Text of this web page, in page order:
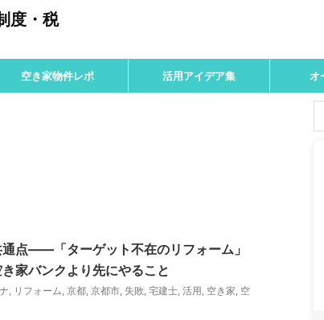
度・税
空き家物件レポ 活用アイデア集 オ
点——「ターゲット不在のリフォーム」
家バンクより先にやること
, リフォーム, 京都, 京都市, 失敗, 宅建士, 活用, 空き家, 空